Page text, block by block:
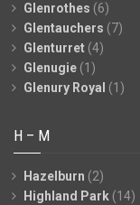
Glenrothes (6)
Glentauchers (7)
Glenturret (4)
Glenugie (1)
Glenury Royal (1)
H – M
Hazelburn (2)
Highland Park (14)